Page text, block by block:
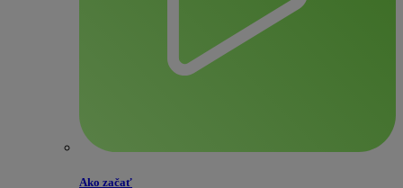
Ako začať